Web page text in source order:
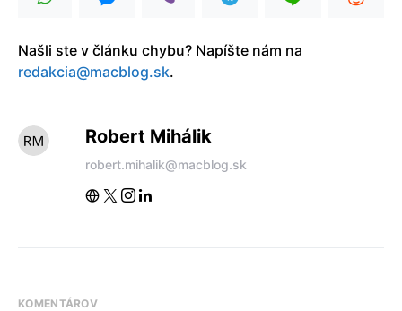
Našli ste v článku chybu? Napíšte nám na
redakcia@macblog.sk.
Robert Mihálik
robert.mihalik@macblog.sk
KOMENTÁROV